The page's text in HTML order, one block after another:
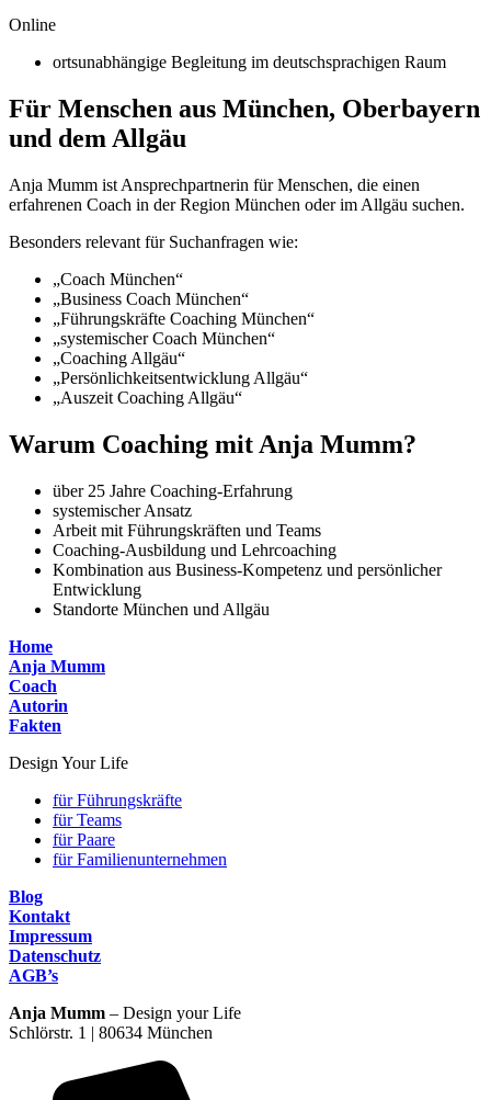
Online
ortsunabhängige Begleitung im deutschsprachigen Raum
Für Menschen aus München, Oberbayern
und dem Allgäu
Anja Mumm ist Ansprechpartnerin für Menschen, die einen
erfahrenen Coach in der Region München oder im Allgäu suchen.
Besonders relevant für Suchanfragen wie:
„Coach München“
„Business Coach München“
„Führungskräfte Coaching München“
„systemischer Coach München“
„Coaching Allgäu“
„Persönlichkeitsentwicklung Allgäu“
„Auszeit Coaching Allgäu“
Warum Coaching mit Anja Mumm?
über 25 Jahre Coaching-Erfahrung
systemischer Ansatz
Arbeit mit Führungskräften und Teams
Coaching-Ausbildung und Lehrcoaching
Kombination aus Business-Kompetenz und persönlicher
Entwicklung
Standorte München und Allgäu
Home
Anja Mumm
Coach
Autorin
Fakten
Design Your Life
für Führungskräfte
für Teams
für Paare
für Familienunternehmen
Blog
Kontakt
Impressum
Datenschutz
AGB’s
Anja Mumm – Design your Life
Schlörstr. 1 | 80634 München